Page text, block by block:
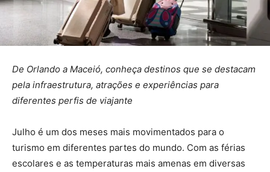
De Orlando a Maceió, conheça destinos que se destacam
pela infraestrutura, atrações e experiências para
diferentes perfis de viajante
Julho é um dos meses mais movimentados para o
turismo em diferentes partes do mundo. Com as férias
escolares e as temperaturas mais amenas em diversas